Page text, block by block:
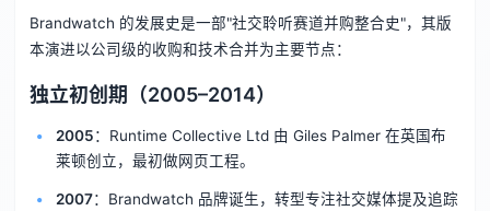
Brandwatch 的发展史是一部"社交聆听赛道并购整合史"，其版
本演进以公司级的收购和技术合并为主要节点：
独立初创期（2005–2014）
2005：Runtime Collective Ltd 由 Giles Palmer 在英国布
莱顿创立，最初做网页工程。
2007：Brandwatch 品牌诞生，转型专注社交媒体提及追踪